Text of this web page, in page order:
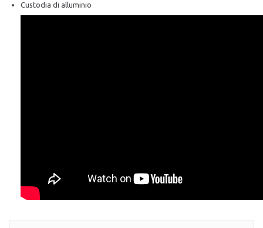
Custodia di alluminio